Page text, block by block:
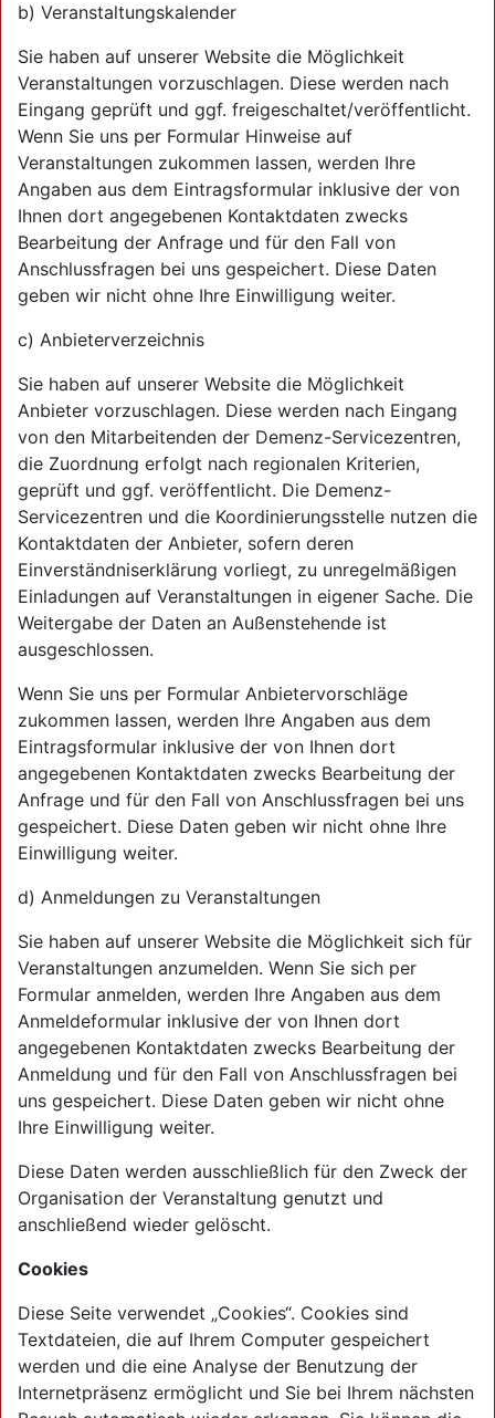
b) Veranstaltungskalender
Sie haben auf unserer Website die Möglichkeit
Veranstaltungen vorzuschlagen. Diese werden nach
Eingang geprüft und ggf. freigeschaltet/veröffentlicht.
Wenn Sie uns per Formular Hinweise auf
Veranstaltungen zukommen lassen, werden Ihre
Angaben aus dem Eintragsformular inklusive der von
Ihnen dort angegebenen Kontaktdaten zwecks
Bearbeitung der Anfrage und für den Fall von
Anschlussfragen bei uns gespeichert. Diese Daten
geben wir nicht ohne Ihre Einwilligung weiter.
c) Anbieterverzeichnis
Sie haben auf unserer Website die Möglichkeit
Anbieter vorzuschlagen. Diese werden nach Eingang
von den Mitarbeitenden der Demenz-Servicezentren,
die Zuordnung erfolgt nach regionalen Kriterien,
geprüft und ggf. veröffentlicht. Die Demenz-
Servicezentren und die Koordinierungsstelle nutzen die
Kontaktdaten der Anbieter, sofern deren
Einverständniserklärung vorliegt, zu unregelmäßigen
Einladungen auf Veranstaltungen in eigener Sache. Die
Weitergabe der Daten an Außenstehende ist
ausgeschlossen.
Wenn Sie uns per Formular Anbietervorschläge
zukommen lassen, werden Ihre Angaben aus dem
Eintragsformular inklusive der von Ihnen dort
angegebenen Kontaktdaten zwecks Bearbeitung der
Anfrage und für den Fall von Anschlussfragen bei uns
gespeichert. Diese Daten geben wir nicht ohne Ihre
Einwilligung weiter.
d) Anmeldungen zu Veranstaltungen
Sie haben auf unserer Website die Möglichkeit sich für
Veranstaltungen anzumelden. Wenn Sie sich per
Formular anmelden, werden Ihre Angaben aus dem
Anmeldeformular inklusive der von Ihnen dort
angegebenen Kontaktdaten zwecks Bearbeitung der
Anmeldung und für den Fall von Anschlussfragen bei
uns gespeichert. Diese Daten geben wir nicht ohne
Ihre Einwilligung weiter.
Diese Daten werden ausschließlich für den Zweck der
Organisation der Veranstaltung genutzt und
anschließend wieder gelöscht.
Cookies
Diese Seite verwendet „Cookies“. Cookies sind
Textdateien, die auf Ihrem Computer gespeichert
werden und die eine Analyse der Benutzung der
Internetpräsenz ermöglicht und Sie bei Ihrem nächsten